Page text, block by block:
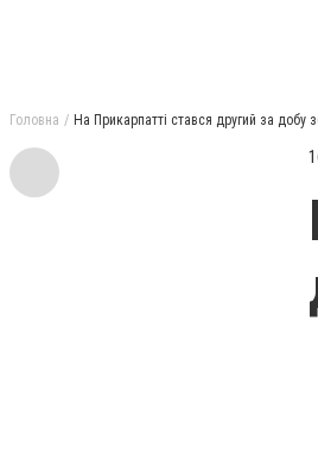
Головна На Прикарпатті стався другий за добу